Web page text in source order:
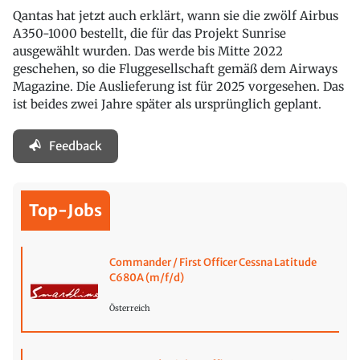
Qantas hat jetzt auch erklärt, wann sie die zwölf Airbus
A350-1000 bestellt, die für das Projekt Sunrise
ausgewählt wurden. Das werde bis Mitte 2022
geschehen, so die Fluggesellschaft gemäß dem Airways
Magazine. Die Auslieferung ist für 2025 vorgesehen. Das
ist beides zwei Jahre später als ursprünglich geplant.
Feedback
Top-Jobs
Commander / First Officer Cessna Latitude
C680A (m/f/d)
Österreich